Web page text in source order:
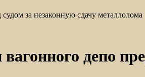
за незаконную сдачу металлолома
депо